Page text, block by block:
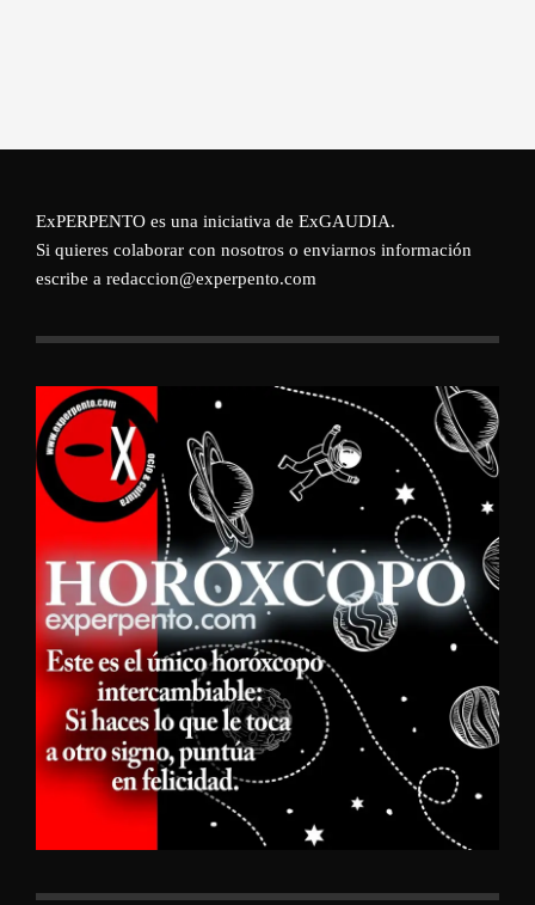
ExPERPENTO es una iniciativa de ExGAUDIA.
Si quieres colaborar con nosotros o enviarnos información
escribe a redaccion@experpento.com